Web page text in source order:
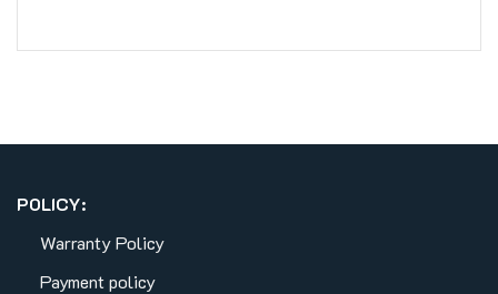
POLICY:
Warranty Policy
Payment policy